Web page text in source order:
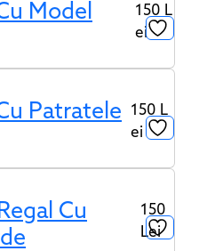
Model
150 L
Ei
Patratele
150 L
Ei
Cu
150
Lei